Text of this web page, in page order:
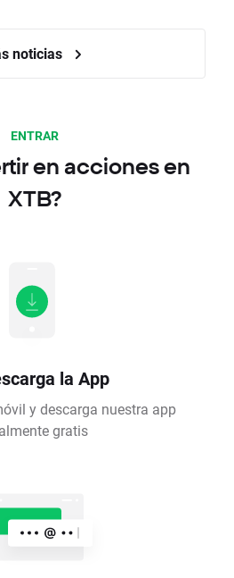
noticias
ENTRAR
en acciones en
XTB?
la App
y descarga nuestra app
gratis